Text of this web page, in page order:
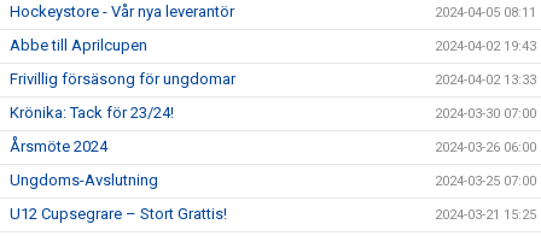
Hockeystore - Vår nya leverantör 2024-04-05 08:11
Abbe till Aprilcupen 2024-04-02 19:43
Frivillig försäsong för ungdomar 2024-04-02 13:33
Krönika: Tack för 23/24! 2024-03-30 07:00
Årsmöte 2024 2024-03-26 06:00
Ungdoms-Avslutning 2024-03-25 07:00
U12 Cupsegrare – Stort Grattis! 2024-03-21 15:25